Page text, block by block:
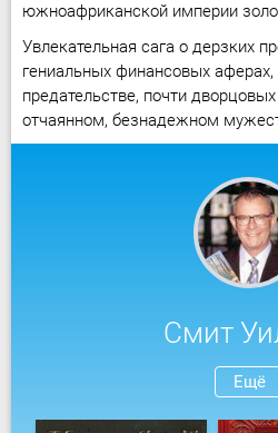
южноафриканской империи
Увлекательная сага о дерзких
гениальных финансовых
предательстве, почти
отчаянном, безнадежном
Смит
Ещё